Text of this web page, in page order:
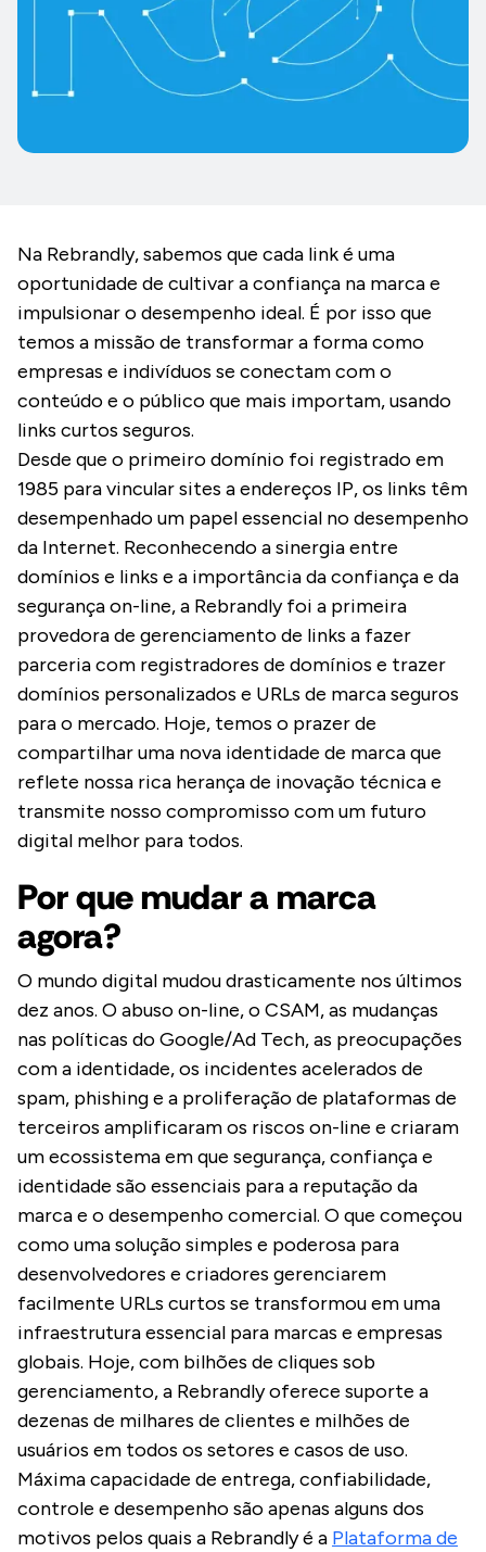
Na Rebrandly, sabemos que cada link é uma
oportunidade de cultivar a confiança na marca e
impulsionar o desempenho ideal. É por isso que
temos a missão de transformar a forma como
empresas e indivíduos se conectam com o
conteúdo e o público que mais importam, usando
links curtos seguros.
Desde que o primeiro domínio foi registrado em
1985 para vincular sites a endereços IP, os links têm
desempenhado um papel essencial no desempenho
da Internet. Reconhecendo a sinergia entre
domínios e links e a importância da confiança e da
segurança on-line, a Rebrandly foi a primeira
provedora de gerenciamento de links a fazer
parceria com registradores de domínios e trazer
domínios personalizados e URLs de marca seguros
para o mercado. Hoje, temos o prazer de
compartilhar uma nova identidade de marca que
reflete nossa rica herança de inovação técnica e
transmite nosso compromisso com um futuro
digital melhor para todos.
Por que mudar a marca
agora?
O mundo digital mudou drasticamente nos últimos
dez anos. O abuso on-line, o CSAM, as mudanças
nas políticas do Google/Ad Tech, as preocupações
com a identidade, os incidentes acelerados de
spam, phishing e a proliferação de plataformas de
terceiros amplificaram os riscos on-line e criaram
um ecossistema em que segurança, confiança e
identidade são essenciais para a reputação da
marca e o desempenho comercial. O que começou
como uma solução simples e poderosa para
desenvolvedores e criadores gerenciarem
facilmente URLs curtos se transformou em uma
infraestrutura essencial para marcas e empresas
globais. Hoje, com bilhões de cliques sob
gerenciamento, a Rebrandly oferece suporte a
dezenas de milhares de clientes e milhões de
usuários em todos os setores e casos de uso.
Máxima capacidade de entrega, confiabilidade,
controle e desempenho são apenas alguns dos
motivos pelos quais a Rebrandly é a Plataforma de